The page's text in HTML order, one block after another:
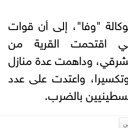
"وفا"، إلى أن قوات
اقتحمت القرية من
وداهمت عدة منازل
واعتدت على عدد
بالضرب.